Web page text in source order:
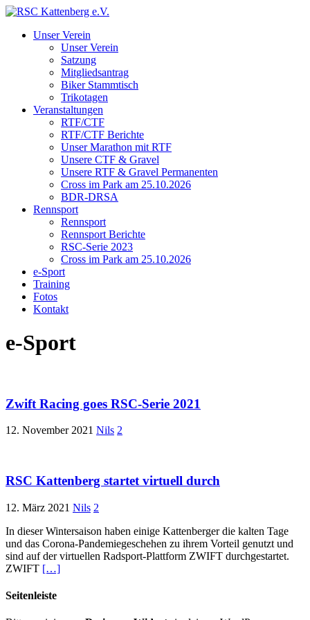
Unser Verein
Unser Verein
Satzung
Mitgliedsantrag
Biker Stammtisch
Trikotagen
Veranstaltungen
RTF/CTF
RTF/CTF Berichte
Unser Marathon mit RTF
Unsere CTF & Gravel
Unsere RTF & Gravel Permanenten
Cross im Park am 25.10.2026
BDR-DRSA
Rennsport
Rennsport
Rennsport Berichte
RSC-Serie 2023
Cross im Park am 25.10.2026
e-Sport
Training
Fotos
Kontakt
e-Sport
Zwift Racing goes RSC-Serie 2021
12. November 2021 Nils 2
RSC Kattenberg startet virtuell durch
12. März 2021 Nils 2
In dieser Wintersaison haben einige Kattenberger die kalten Tage
und das Corona-Pandemiegeschehen zu ihrem Vorteil genutzt und
sind auf der virtuellen Radsport-Plattform ZWIFT durchgestartet.
ZWIFT […]
Seitenleiste